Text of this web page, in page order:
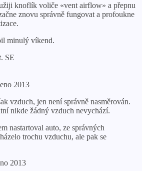
knoflík voliče «vent airflow» a přepnu
znovu správně fungovat a profoukne
minulý víkend.
SE
2013
vzduch, jen není správně nasměrován.
nikde žádný vzduch nevychází.
nastartoval auto, ze správných
trochu vzduchu, ale pak se
2013